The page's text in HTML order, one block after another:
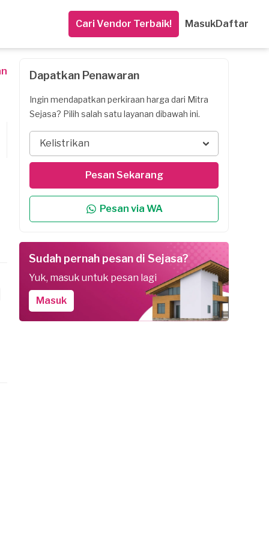
Cari Vendor Terbaik! MasukDaftar
Dapatkan Penawaran
Ingin mendapatkan perkiraan harga dari Mitra
Sejasa? Pilih salah satu layanan dibawah ini.
Kelistrikan
Pesan Sekarang
Pesan via WA
Sudah pernah pesan di Sejasa?
Yuk, masuk untuk pesan lagi
Masuk